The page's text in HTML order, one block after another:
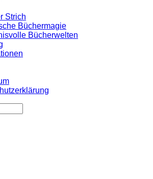
Strich
Büchermagie
Bücherwelten